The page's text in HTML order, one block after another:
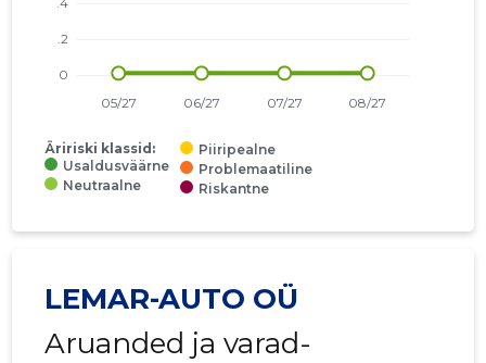
Äririski klassid:
Usaldusväärne
Neutraalne
Piiripealne
Problemaatiline
Riskantne
LEMAR-AUTO OÜ
Aruanded ja varad-